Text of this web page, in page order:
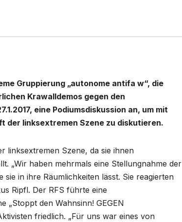
Gruppierung „autonome antifa w“, die
Krawalldemos gegen den
eine Podiumsdiskussion an, um mit
der linksextremen Szene zu diskutieren.
linksextremen Szene, da sie ihnen
„Wir haben mehrmals eine Stellungnahme der
in ihre Räumlichkeiten lässt. Sie reagierten
Ripfl. Der RFS führte eine
„Stoppt den Wahnsinn! GEGEN
friedlich. „Für uns war eines von